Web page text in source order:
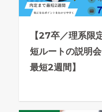
【27卒／理系
短ルートの説明
最短2週間】